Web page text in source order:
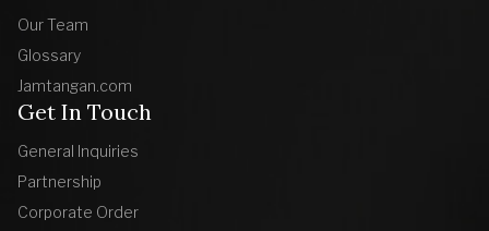
Our Team
Glossary
Jamtangan.com
Get In Touch
General Inquiries
Partnership
Corporate Order